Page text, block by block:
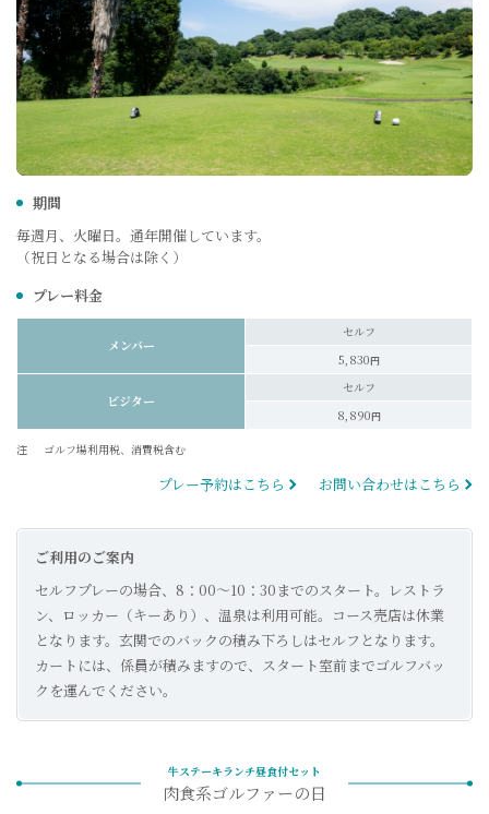
期間
毎週月、火曜日。通年開催しています。
（祝日となる場合は除く）
プレー料金
メンバー
セルフ
5,830円
ビジター
セルフ
8,890円
注 ゴルフ場利用税、消費税含む
プレー予約はこちら お問い合わせはこちら
ご利用のご案内
セルフプレーの場合、8：00～10：30までのスタート。レストラ
ン、ロッカー（キーあり）、温泉は利用可能。コース売店は休業
となります。玄関でのバックの積み下ろしはセルフとなります。
カートには、係員が積みますので、スタート室前までゴルフバッ
クを運んでください。
牛ステーキランチ昼食付セット
肉食系ゴルファーの日